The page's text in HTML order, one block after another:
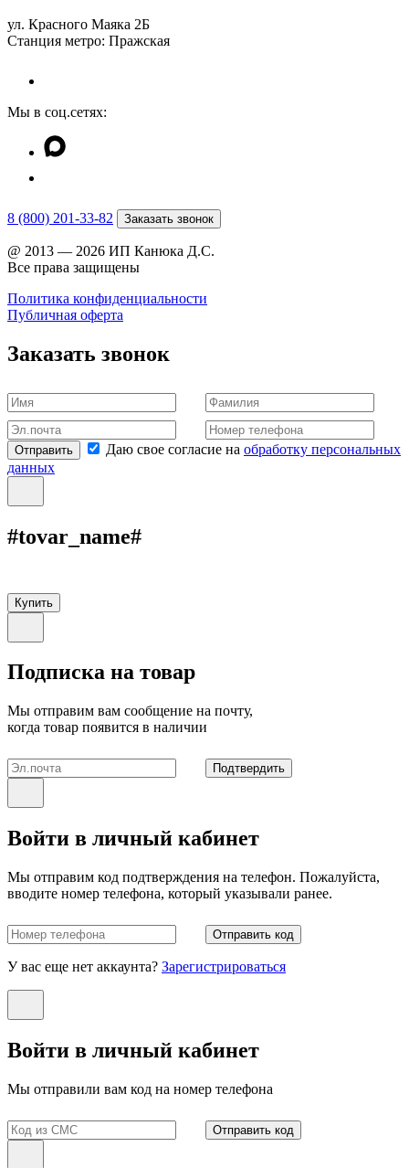
ул. Красного Маяка 2Б
Станция метро: Пражская
Мы в соц.сетях:
8 (800) 201-33-82 Заказать звонок
@ 2013 — 2026 ИП Канюка Д.С.
Все права защищены
Политика конфиденциальности
Публичная оферта
Заказать звонок
Отправить Даю свое согласие на обработку персональных
данных
#tovar_name#
Купить
Подписка на товар
Мы отправим вам сообщение на почту,
когда товар появится в наличии
Подтвердить
Войти в личный кабинет
Мы отправим код подтверждения на телефон. Пожалуйста,
вводите номер телефона, который указывали ранее.
Отправить код
У вас еще нет аккаунта? Зарегистрироваться
Войти в личный кабинет
Мы отправили вам код на номер телефона
Отправить код